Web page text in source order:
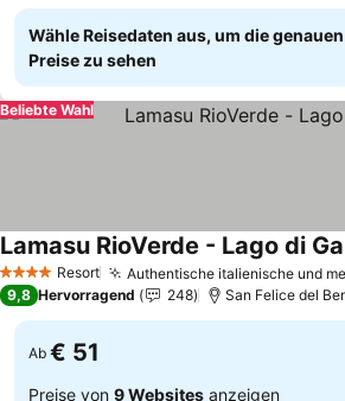
Wähle Reisedaten aus, um die genauen
Preise zu sehen
Beliebte Wahl
4 Sterne Resort Authentische italienische und
Lamasu RioVerde - Lago di
9,8 Hervorragend 248 San Felice del
Ab € 51
Preise von 9 Websites anzeigen